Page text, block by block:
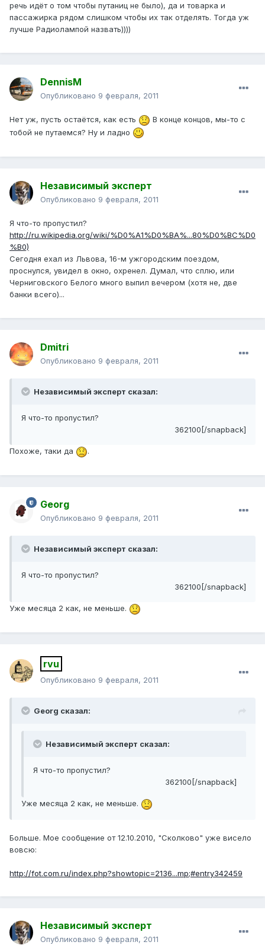
речь идёт о том чтобы путаниц не было), да и товарка и
пассажирка рядом слишком чтобы их так отделять. Тогда уж
лучше Радиолампой назвать))))
DennisM
Опубликовано 9 февраля, 2011
Нет уж, пусть остаётся, как есть
В конце концов, мы-то с
тобой не путаемся? Ну и ладно
Независимый эксперт
Опубликовано 9 февраля, 2011
Я что-то пропустил?
http://ru.wikipedia.org/wiki/%D0%A1%D0%BA%...80%D0%BC%D0
%B0)
Сегодня ехал из Львова, 16-м ужгородским поездом,
проснулся, увидел в окно, охренел. Думал, что сплю, или
Черниговского Белого много выпил вечером (хотя не, две
банки всего)...
Dmitri
Опубликовано 9 февраля, 2011
Независимый эксперт сказал:
Я что-то пропустил?
362100[/snapback]
Похоже, таки да .
Georg
Опубликовано 9 февраля, 2011
Независимый эксперт сказал:
Я что-то пропустил?
362100[/snapback]
Уже месяца 2 как, не меньше.
rvu
Опубликовано 9 февраля, 2011
Georg сказал:
Независимый эксперт сказал:
Я что-то пропустил?
362100[/snapback]
Уже месяца 2 как, не меньше.
Больше. Мое сообщение от 12.10.2010, "Сколково" уже висело
вовсю:
http://fot.com.ru/index.php?showtopic=2136...mp;#entry342459
Независимый эксперт
Опубликовано 9 февраля, 2011